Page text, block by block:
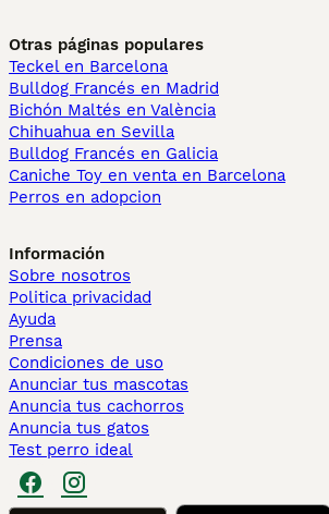
Otras páginas populares
Teckel en Barcelona
Bulldog Francés en Madrid
Bichón Maltés en València
Chihuahua en Sevilla
Bulldog Francés en Galicia
Caniche Toy en venta en Barcelona
Perros en adopcion
Información
Sobre nosotros
Politica privacidad
Ayuda
Prensa
Condiciones de uso
Anunciar tus mascotas
Anuncia tus cachorros
Anuncia tus gatos
Test perro ideal